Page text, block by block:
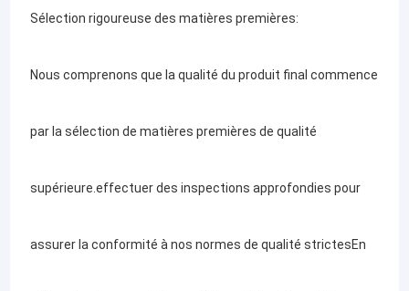
Sélection rigoureuse des matières premières:
Nous comprenons que la qualité du produit final commence
par la sélection de matières premières de qualité
supérieure.effectuer des inspections approfondies pour
assurer la conformité à nos normes de qualité strictesEn